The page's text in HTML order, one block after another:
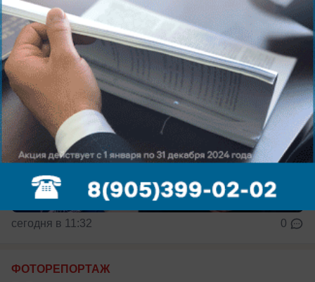
сегодня в 11:32 0
ФОТОРЕПОРТАЖ